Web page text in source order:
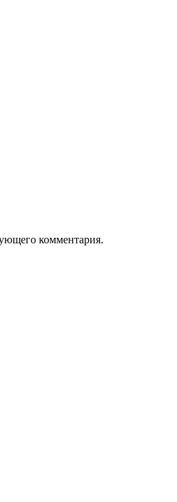
комментария.